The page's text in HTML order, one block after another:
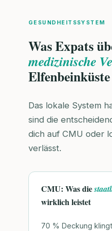
GESUNDHEITSSYSTEM
Was Expats
medizinische
Das lokale System
sind die
dich auf CMU oder
verlässt.
CMU: Was die
wirklich leistet
70 % Deckung